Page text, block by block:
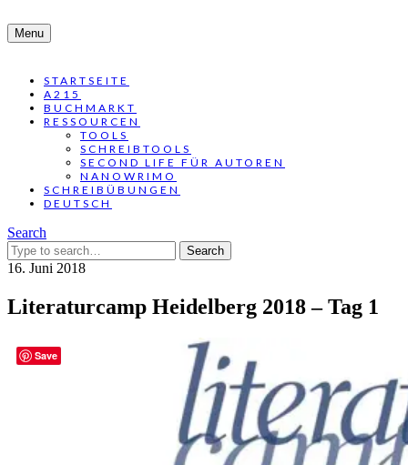
Menu
STARTSEITE
A215
BUCHMARKT
RESSOURCEN
TOOLS
SCHREIBTOOLS
SECOND LIFE FÜR AUTOREN
NANOWRIMO
SCHREIBÜBUNGEN
DEUTSCH
Search
Search
for:
16. Juni 2018
Literaturcamp Heidelberg 2018 – Tag 1
Save